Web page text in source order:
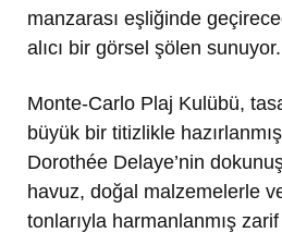
manzarası eşliğinde
alıcı bir görsel şölen sunuyor.
Monte-Carlo Plaj Kulübü,
büyük bir titizlikle
Dorothée Delaye’nin
havuz, doğal malzemelerle
tonlarıyla harmanlanmış